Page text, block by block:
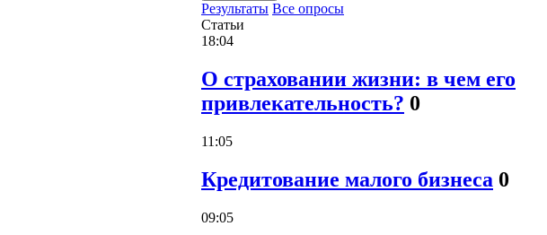
Результаты Все опросы
Статьи
18:04
О страховании жизни: в чем его
привлекательность? 0
11:05
Кредитование малого бизнеса 0
09:05